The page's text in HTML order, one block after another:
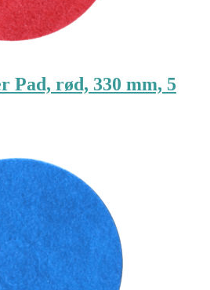
Pad, rød, 330 mm, 5